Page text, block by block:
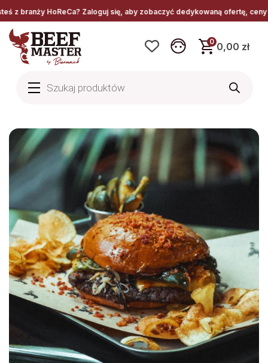
HoReCa? Zaloguj się, aby zobaczyć dedykowaną ofertę, ceny hurtowe
produktów
0 0,00 zł